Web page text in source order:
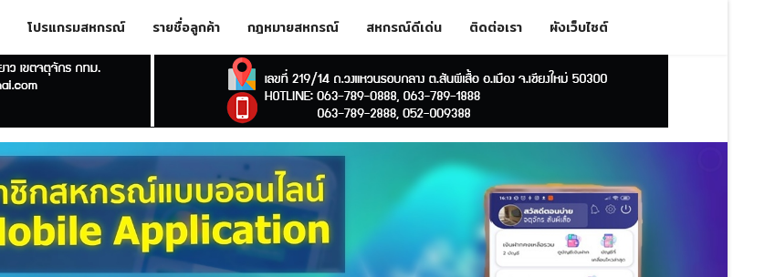
โปรแกรมสหกรณ์ รายชื่อลูกค้า กฎหมายสหกรณ์ สหกรณ์ดีเด่น ติดต่อเรา ผังเว็บไซต์